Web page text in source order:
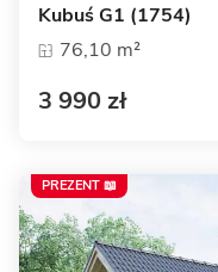
Kubuś G1 (1754)
76,10 m²
3 990 zł
PREZENT 📖